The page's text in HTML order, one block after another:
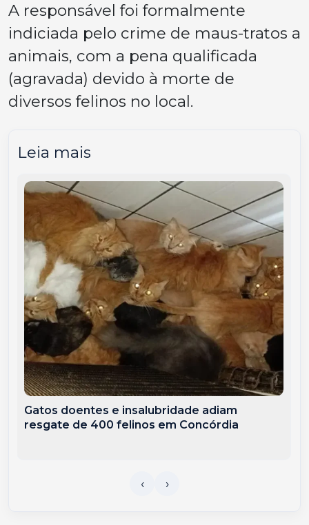
A responsável foi formalmente
indiciada pelo crime de maus-tratos a
animais, com a pena qualificada
(agravada) devido à morte de
diversos felinos no local.
Leia mais
Gatos doentes e insalubridade adiam
resgate de 400 felinos em Concórdia